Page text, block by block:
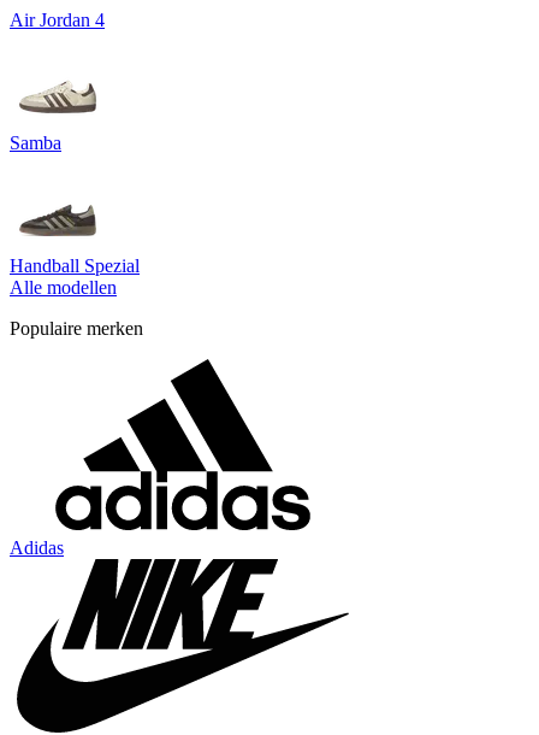
Air Jordan 4
Samba
Handball Spezial
Alle modellen
Populaire merken
Adidas